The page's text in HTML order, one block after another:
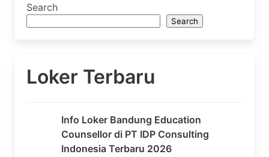
Search
Search
Loker Terbaru
Info Loker Bandung Education
Counsellor di PT IDP Consulting
Indonesia Terbaru 2026